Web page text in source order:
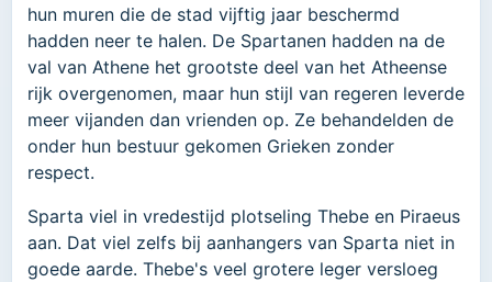
hun muren die de stad vijftig jaar beschermd
hadden neer te halen. De Spartanen hadden na de
val van Athene het grootste deel van het Atheense
rijk overgenomen, maar hun stijl van regeren leverde
meer vijanden dan vrienden op. Ze behandelden de
onder hun bestuur gekomen Grieken zonder
respect.
Sparta viel in vredestijd plotseling Thebe en Piraeus
aan. Dat viel zelfs bij aanhangers van Sparta niet in
goede aarde. Thebe's veel grotere leger versloeg